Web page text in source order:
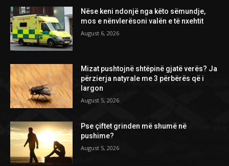
Nëse keni ndonjë nga këto sëmundje,
mos e nënvlerësoni valën e të nxehtit
August 6, 2026
Mizat pushtojnë shtëpinë gjatë verës? Ja
përzierja natyrale me 3 përbërës që i
largon
August 5, 2026
Pse çiftet grinden më shumë në
pushime?
August 5, 2026